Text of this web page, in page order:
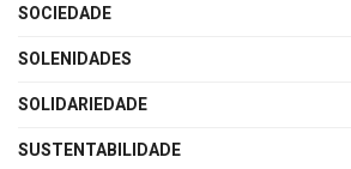
SOCIEDADE
SOLENIDADES
SOLIDARIEDADE
SUSTENTABILIDADE